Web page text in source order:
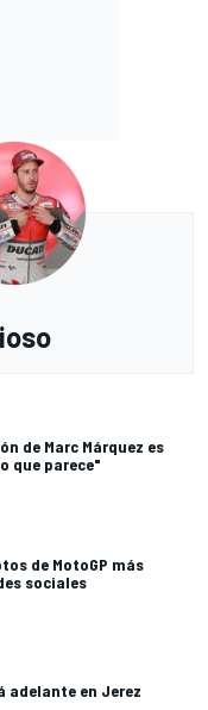
de Marc Márquez es
que parece"
de MotoGP más
sociales
adelante en Jerez